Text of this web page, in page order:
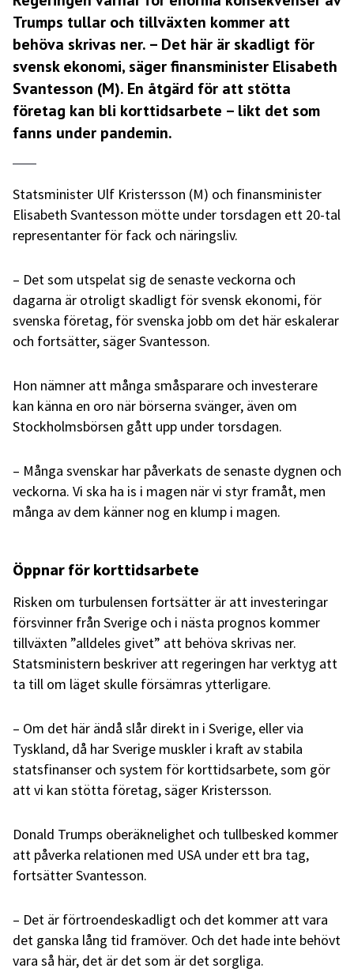
Trumps tullar och tillväxten kommer att
behöva skrivas ner. – Det här är skadligt för
svensk ekonomi, säger finansminister Elisabeth
Svantesson (M). En åtgärd för att stötta
företag kan bli korttidsarbete – likt det som
fanns under pandemin.
Statsminister Ulf Kristersson (M) och finansminister
Elisabeth Svantesson mötte under torsdagen ett 20-tal
representanter för fack och näringsliv.
– Det som utspelat sig de senaste veckorna och
dagarna är otroligt skadligt för svensk ekonomi, för
svenska företag, för svenska jobb om det här eskalerar
och fortsätter, säger Svantesson.
Hon nämner att många småsparare och investerare
kan känna en oro när börserna svänger, även om
Stockholmsbörsen gått upp under torsdagen.
– Många svenskar har påverkats de senaste dygnen och
veckorna. Vi ska ha is i magen när vi styr framåt, men
många av dem känner nog en klump i magen.
Öppnar för korttidsarbete
Risken om turbulensen fortsätter är att investeringar
försvinner från Sverige och i nästa prognos kommer
tillväxten ”alldeles givet” att behöva skrivas ner.
Statsministern beskriver att regeringen har verktyg att
ta till om läget skulle försämras ytterligare.
– Om det här ändå slår direkt in i Sverige, eller via
Tyskland, då har Sverige muskler i kraft av stabila
statsfinanser och system för korttidsarbete, som gör
att vi kan stötta företag, säger Kristersson.
Donald Trumps oberäknelighet och tullbesked kommer
att påverka relationen med USA under ett bra tag,
fortsätter Svantesson.
– Det är förtroendeskadligt och det kommer att vara
det ganska lång tid framöver. Och det hade inte behövt
vara så här, det är det som är det sorgliga.